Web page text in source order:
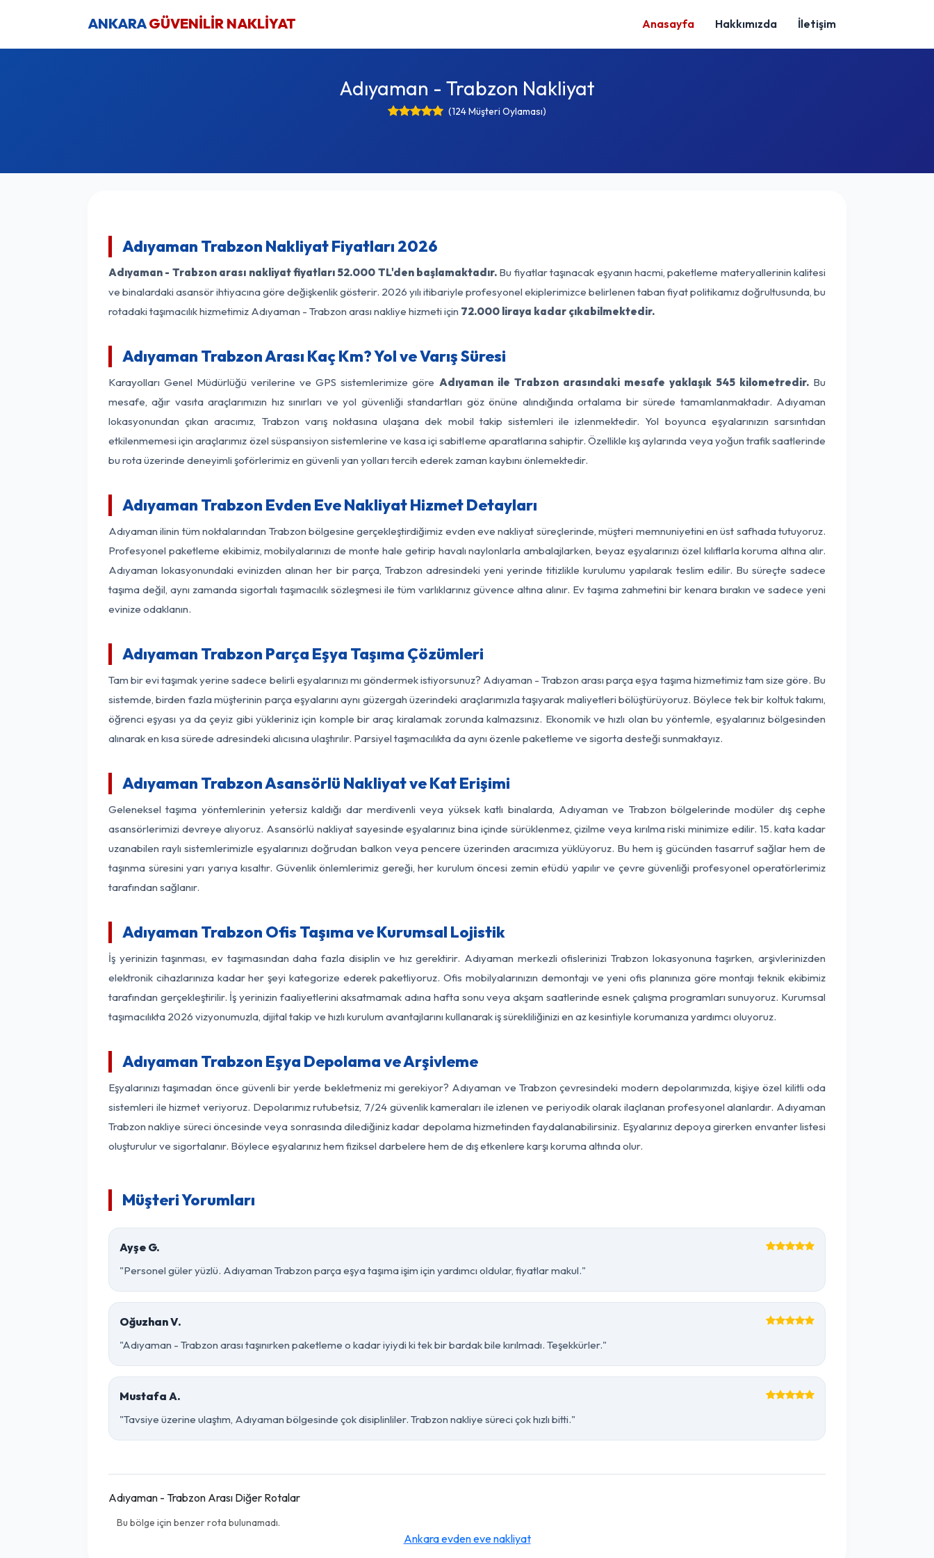
ANKARAGÜVENİLİR NAKLİYAT Anasayfa Hakkımızda İletişim
Adıyaman - Trabzon Nakliyat
(124 Müşteri Oylaması)
Adıyaman Trabzon Nakliyat Fiyatları 2026
Adıyaman - Trabzon arası nakliyat fiyatları52.000 TL'den başlamaktadır. Bu fiyatlar taşınacak eşyanın hacmi, paketleme materyallerinin kalitesi
ve binalardaki asansör ihtiyacına göre değişkenlik gösterir. 2026 yılı itibariyle profesyonel ekiplerimizce belirlenen taban fiyat politikamız doğrultusunda, bu
rotadaki taşımacılık hizmetimiz Adıyaman - Trabzon arası nakliye hizmeti için 72.000 liraya kadar çıkabilmektedir.
Adıyaman Trabzon Arası Kaç Km? Yol ve Varış Süresi
Karayolları Genel Müdürlüğü verilerine ve GPS sistemlerimize göre Adıyaman ile Trabzon arasındaki mesafe yaklaşık 545 kilometredir.Bu
mesafe, ağır vasıta araçlarımızın hız sınırları ve yol güvenliği standartları göz önüne alındığında ortalama bir sürede tamamlanmaktadır. Adıyaman
lokasyonundan çıkan aracımız, Trabzon varış noktasına ulaşana dek mobil takip sistemleri ile izlenmektedir. Yol boyunca eşyalarınızın sarsıntıdan
etkilenmemesi için araçlarımız özel süspansiyon sistemlerine ve kasa içi sabitleme aparatlarına sahiptir. Özellikle kış aylarında veya yoğun trafik saatlerinde
bu rota üzerinde deneyimli şoförlerimiz en güvenli yan yolları tercih ederek zaman kaybını önlemektedir.
Adıyaman Trabzon Evden Eve Nakliyat Hizmet Detayları
Adıyaman ilinin tüm noktalarından Trabzon bölgesine gerçekleştirdiğimiz evden eve nakliyat süreçlerinde, müşteri memnuniyetini en üst safhada tutuyoruz.
Profesyonel paketleme ekibimiz, mobilyalarınızı de monte hale getirip havalı naylonlarla ambalajlarken, beyaz eşyalarınızı özel kılıflarla koruma altına alır.
Adıyaman lokasyonundaki evinizden alınan her bir parça, Trabzon adresindeki yeni yerinde titizlikle kurulumu yapılarak teslim edilir. Bu süreçte sadece
taşıma değil, aynı zamanda sigortalı taşımacılık sözleşmesi ile tüm varlıklarınız güvence altına alınır. Ev taşıma zahmetini bir kenara bırakın ve sadece yeni
evinize odaklanın.
Adıyaman Trabzon Parça Eşya Taşıma Çözümleri
Tam bir evi taşımak yerine sadece belirli eşyalarınızı mı göndermek istiyorsunuz? Adıyaman - Trabzon arası parça eşya taşıma hizmetimiz tam size göre. Bu
sistemde, birden fazla müşterinin parça eşyalarını aynı güzergah üzerindeki araçlarımızla taşıyarak maliyetleri bölüştürüyoruz. Böylece tek bir koltuk takımı,
öğrenci eşyası ya da çeyiz gibi yükleriniz için komple bir araç kiralamak zorunda kalmazsınız. Ekonomik ve hızlı olan bu yöntemle, eşyalarınız bölgesinden
alınarak en kısa sürede adresindeki alıcısına ulaştırılır. Parsiyel taşımacılıkta da aynı özenle paketleme ve sigorta desteği sunmaktayız.
Adıyaman Trabzon Asansörlü Nakliyat ve Kat Erişimi
Geleneksel taşıma yöntemlerinin yetersiz kaldığı dar merdivenli veya yüksek katlı binalarda, Adıyaman ve Trabzon bölgelerinde modüler dış cephe
asansörlerimizi devreye alıyoruz. Asansörlü nakliyat sayesinde eşyalarınız bina içinde sürüklenmez, çizilme veya kırılma riski minimize edilir. 15. kata kadar
uzanabilen raylı sistemlerimizle eşyalarınızı doğrudan balkon veya pencere üzerinden aracımıza yüklüyoruz. Bu hem iş gücünden tasarruf sağlar hem de
taşınma süresini yarı yarıya kısaltır. Güvenlik önlemlerimiz gereği, her kurulum öncesi zemin etüdü yapılır ve çevre güvenliği profesyonel operatörlerimiz
tarafından sağlanır.
Adıyaman Trabzon Ofis Taşıma ve Kurumsal Lojistik
İş yerinizin taşınması, ev taşımasından daha fazla disiplin ve hız gerektirir. Adıyaman merkezli ofislerinizi Trabzon lokasyonuna taşırken, arşivlerinizden
elektronik cihazlarınıza kadar her şeyi kategorize ederek paketliyoruz. Ofis mobilyalarınızın demontajı ve yeni ofis planınıza göre montajı teknik ekibimiz
tarafından gerçekleştirilir. İş yerinizin faaliyetlerini aksatmamak adına hafta sonu veya akşam saatlerinde esnek çalışma programları sunuyoruz. Kurumsal
taşımacılıkta 2026 vizyonumuzla, dijital takip ve hızlı kurulum avantajlarını kullanarak iş sürekliliğinizi en az kesintiyle korumanıza yardımcı oluyoruz.
Adıyaman Trabzon Eşya Depolama ve Arşivleme
Eşyalarınızı taşımadan önce güvenli bir yerde bekletmeniz mi gerekiyor? Adıyaman ve Trabzon çevresindeki modern depolarımızda, kişiye özel kilitli oda
sistemleri ile hizmet veriyoruz. Depolarımız rutubetsiz, 7/24 güvenlik kameraları ile izlenen ve periyodik olarak ilaçlanan profesyonel alanlardır. Adıyaman
Trabzon nakliye süreci öncesinde veya sonrasında dilediğiniz kadar depolama hizmetinden faydalanabilirsiniz. Eşyalarınız depoya girerken envanter listesi
oluşturulur ve sigortalanır. Böylece eşyalarınız hem fiziksel darbelere hem de dış etkenlere karşı koruma altında olur.
Müşteri Yorumları
Ayşe G.
"Personel güler yüzlü. Adıyaman Trabzon parça eşya taşıma işim için yardımcı oldular, fiyatlar makul."
Oğuzhan V.
"Adıyaman - Trabzon arası taşınırken paketleme o kadar iyiydi ki tek bir bardak bile kırılmadı. Teşekkürler."
Mustafa A.
"Tavsiye üzerine ulaştım, Adıyaman bölgesinde çok disiplinliler. Trabzon nakliye süreci çok hızlı bitti."
Adıyaman - Trabzon Arası Diğer Rotalar
Bu bölge için benzer rota bulunamadı.
Ankara evden eve nakliyat